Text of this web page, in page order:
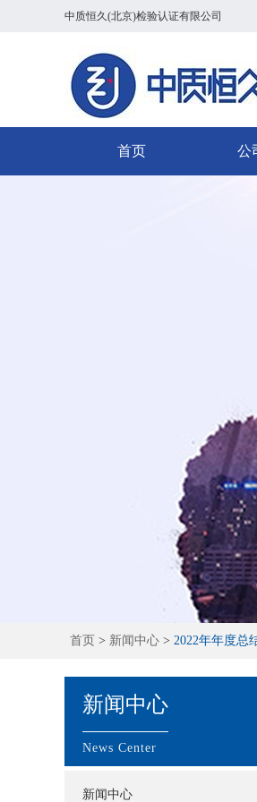
中质恒久(北京)检验认证有限公司
首页 公
首页 > 新闻中心 > 2022年年度总
新闻中心
News Center
新闻中心